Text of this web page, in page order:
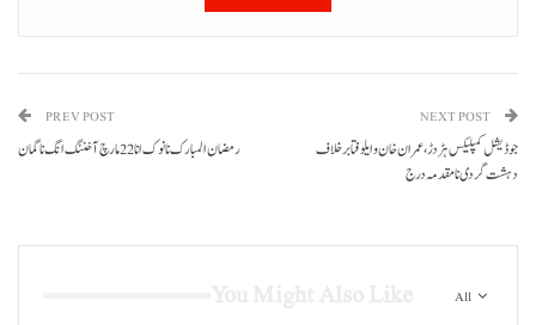
PREV POST
رمضان المبارک نا نوک انا 22 مارچ آ خننگ انگ نا گمان
NEXT POST
جوڈیشل کمپلیکس ہڑدڑ، عمران خان و ایلوفتا برخلاف
دہشت گردی نا مقدمہ درج
All